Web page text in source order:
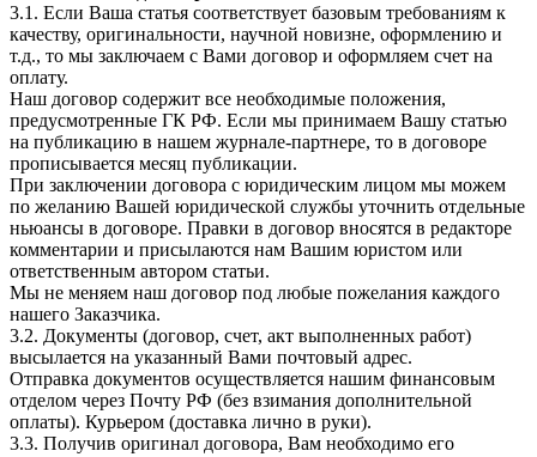
3.1. Если Ваша статья соответствует базовым требованиям к
качеству, оригинальности, научной новизне, оформлению и
т.д., то мы заключаем с Вами договор и оформляем счет на
оплату.
Наш договор содержит все необходимые положения,
предусмотренные ГК РФ. Если мы принимаем Вашу статью
на публикацию в нашем журнале-партнере, то в договоре
прописывается месяц публикации.
При заключении договора с юридическим лицом мы можем
по желанию Вашей юридической службы уточнить отдельные
ньюансы в договоре. Правки в договор вносятся в редакторе
комментарии и присылаются нам Вашим юристом или
ответственным автором статьи.
Мы не меняем наш договор под любые пожелания каждого
нашего Заказчика.
3.2. Документы (договор, счет, акт выполненных работ)
высылается на указанный Вами почтовый адрес.
Отправка документов осуществляется нашим финансовым
отделом через Почту РФ (без взимания дополнительной
оплаты). Курьером (доставка лично в руки).
3.3. Получив оригинал договора, Вам необходимо его